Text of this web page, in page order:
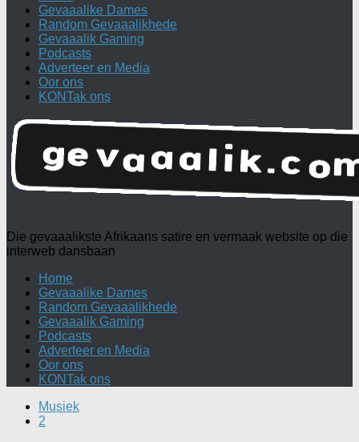
Gevaaalike Dames
Random Gevaaalikhede
Gevaaalik Gaming
Podcasts
Adverteer en Media
Oor ons
KONTak ons
Die gevaaalikste Afrikaans satire en vermaak website op die
interweb dansbaan
Home
Gevaaalike Dames
Random Gevaaalikhede
Gevaaalik Gaming
Podcasts
Adverteer en Media
Oor ons
KONTak ons
Musiek
2